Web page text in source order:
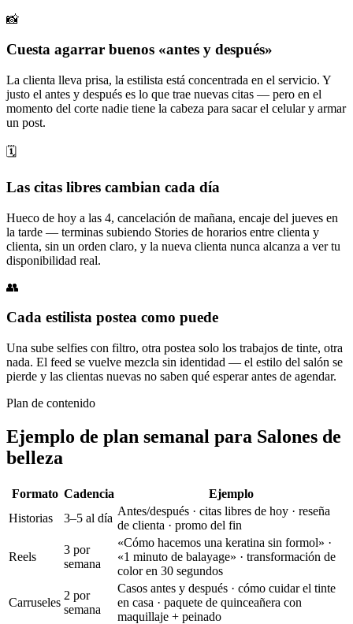
📸
Cuesta agarrar buenos «antes y después»
La clienta lleva prisa, la estilista está concentrada en el servicio. Y
justo el antes y después es lo que trae nuevas citas — pero en el
momento del corte nadie tiene la cabeza para sacar el celular y armar
un post.
🗓️
Las citas libres cambian cada día
Hueco de hoy a las 4, cancelación de mañana, encaje del jueves en
la tarde — terminas subiendo Stories de horarios entre clienta y
clienta, sin un orden claro, y la nueva clienta nunca alcanza a ver tu
disponibilidad real.
👥
Cada estilista postea como puede
Una sube selfies con filtro, otra postea solo los trabajos de tinte, otra
nada. El feed se vuelve mezcla sin identidad — el estilo del salón se
pierde y las clientas nuevas no saben qué esperar antes de agendar.
Plan de contenido
Ejemplo de plan semanal para Salones de
belleza
Formato Cadencia
Ejemplo
Historias
3–5 al día
Antes/después · citas libres de hoy · reseña
de clienta · promo del fin
Reels
3 por
semana
«Cómo hacemos una keratina sin formol» ·
«1 minuto de balayage» · transformación de
color en 30 segundos
Carruseles
2 por
semana
Casos antes y después · cómo cuidar el tinte
en casa · paquete de quinceañera con
maquillaje + peinado